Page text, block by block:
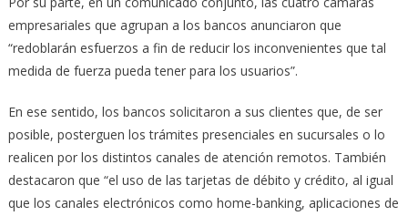
empresariales que agrupan a los bancos anunciaron que
“redoblarán esfuerzos a fin de reducir los inconvenientes que tal
medida de fuerza pueda tener para los usuarios”.
En ese sentido, los bancos solicitaron a sus clientes que, de ser
posible, posterguen los trámites presenciales en sucursales o lo
realicen por los distintos canales de atención remotos. También
destacaron que “el uso de las tarjetas de débito y crédito, al igual
que los canales electrónicos como home-banking, aplicaciones de